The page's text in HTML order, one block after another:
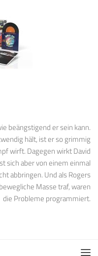
beängstigend er sein kann.
hält, ist er so grimmig
wirft. Dagegen wirkt David
sich aber von einem einmal
abbringen. Und als Rogers
Masse traf, waren
die Probleme programmiert.